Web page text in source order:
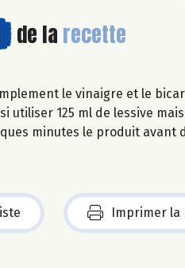
de la recette
le vinaigre et le
utiliser 125 ml de lessive
minutes le produit avant
Imprimer la